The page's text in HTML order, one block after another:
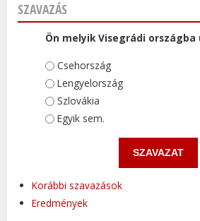
SZAVAZÁS
Ön melyik Visegrádi országba
Választások
Csehország
Lengyelország
Szlovákia
Egyik sem.
Korábbi szavazások
Eredmények